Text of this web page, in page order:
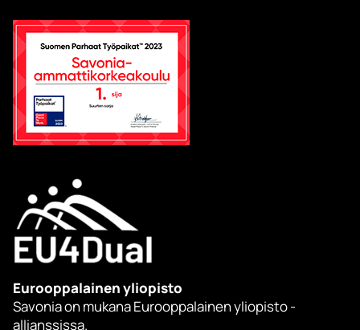
Eurooppalainen yliopisto
Savonia on mukana Eurooppalainen yliopisto -
allianssissa.